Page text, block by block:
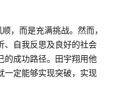
，而是充满挑战。然而，
、自我反思及良好的社会
的成功路径。田宇翔用他
一定能够实现突破，实现